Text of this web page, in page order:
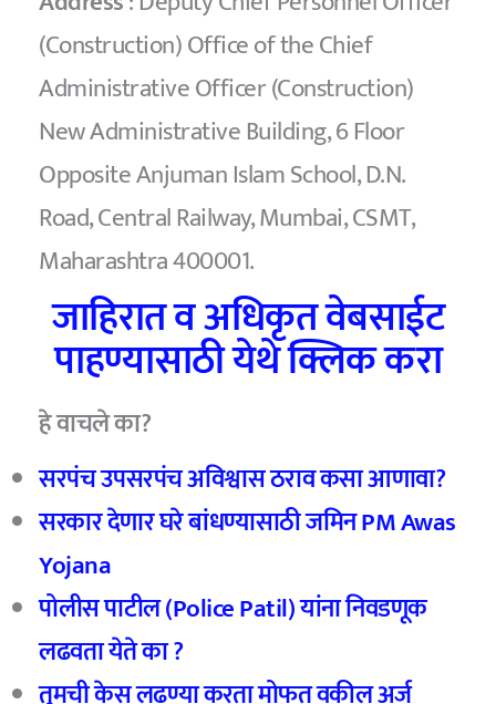
(Construction) Office of the Chief
Administrative Officer (Construction)
New Administrative Building, 6 Floor
Opposite Anjuman Islam School, D.N.
Road, Central Railway, Mumbai, CSMT,
Maharashtra 400001.
जाहिरात व अधिकृत वेबसाईट
पाहण्यासाठी येथे क्लिक करा
हे वाचले का?
सरपंच उपसरपंच अविश्वास ठराव कसा आणावा?
सरकार देणार घरे बांधण्यासाठी जमिन PM Awas
Yojana
पोलीस पाटील (Police Patil) यांना निवडणूक
लढवता येते का ?
तुमची केस लढण्या करता मोफत वकील अर्ज